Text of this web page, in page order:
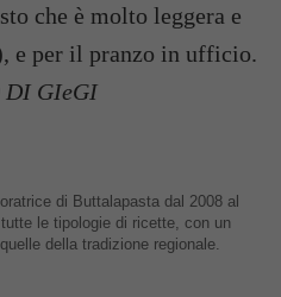
che è molto leggera e
e per il pranzo in ufficio.
DI GIeGI
di Buttalapasta dal 2008 al
le tipologie di ricette, con un
della tradizione regionale.